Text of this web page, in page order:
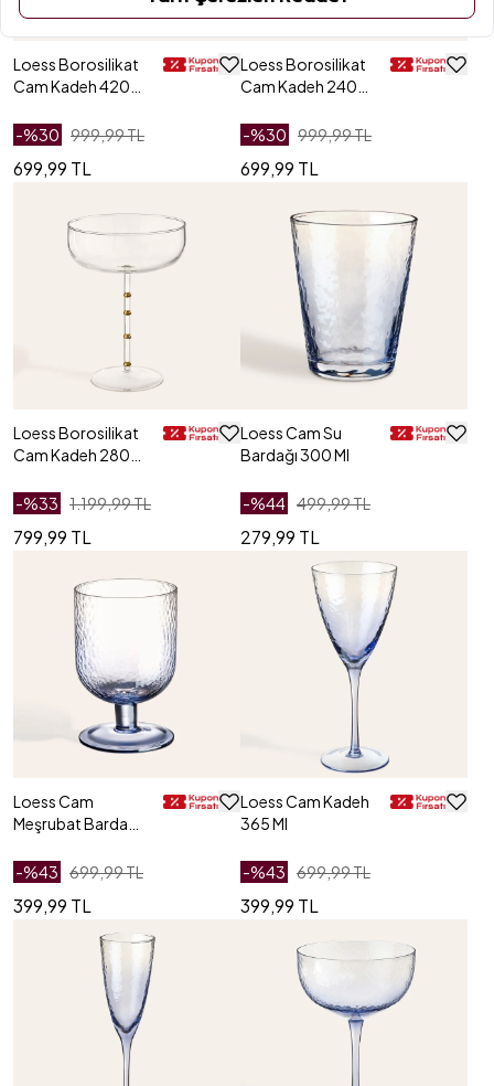
Loess Borosilikat
Cam Kadeh 420
-%30 999,99 TL
699,99 TL
Loess Borosilikat
Cam Kadeh 240
-%30 999,99 TL
699,99 TL
Loess Borosilikat
Cam Kadeh 280
-%33 1.199,99 TL
799,99 TL
Loess Cam Su
Bardağı 300 Ml
-%44 499,99 TL
279,99 TL
Loess Cam
Meşrubat Bardağı
-%43 699,99 TL
399,99 TL
Loess Cam Kadeh
365 Ml
-%43 699,99 TL
399,99 TL